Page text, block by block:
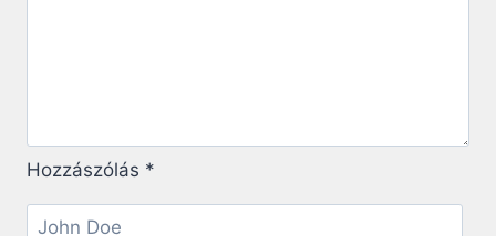
Hozzászólás *